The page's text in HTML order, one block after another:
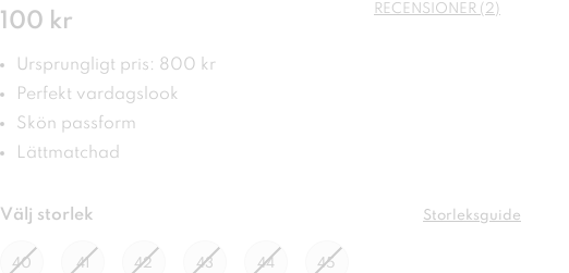
Pris: 100 kr
100 kr
RECENSIONER (2)
Ursprungligt pris: 800 kr
Perfekt vardagslook
Skön passform
Lättmatchad
Välj storlek Storleksguide
40 41 42 43 44 45